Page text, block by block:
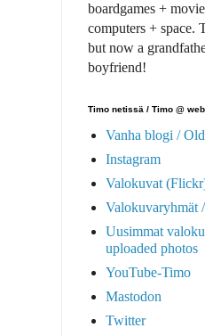
boardgames +
computers + space.
but now a
boyfriend!
Timo netissä / Timo @ web
Vanha blogi /
Instagram
Valokuvat
Valokuvaryhmät
Uusimmat
uploaded photos
YouTube-Timo
Mastodon
Twitter